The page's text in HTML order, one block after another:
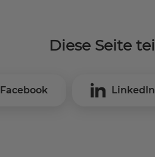
Diese Seite
Facebook LinkedIn